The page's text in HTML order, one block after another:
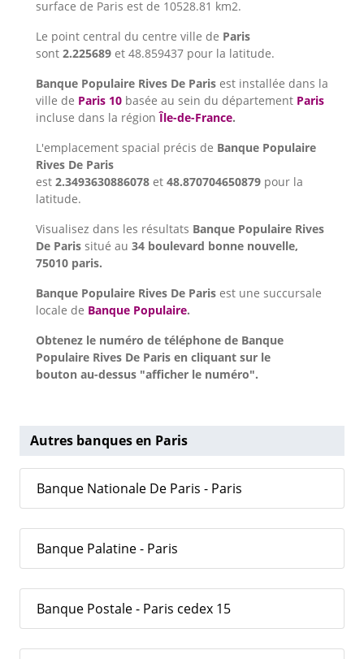
surface de Paris est de 10528.81 km2.
Le point central du centre ville de Paris
sont 2.225689 et 48.859437 pour la latitude.
Banque Populaire Rives De Paris est installée dans la
ville de Paris 10 basée au sein du département Paris
incluse dans la régionÎle-de-France.
L'emplacement spacial précis de Banque Populaire
Rives De Paris
est 2.3493630886078 et 48.870704650879 pour la
latitude.
Visualisez dans les résultats Banque Populaire Rives
De Paris situé au 34 boulevard bonne nouvelle,
75010 paris.
Banque Populaire Rives De Paris est une succursale
locale de Banque Populaire.
Obtenez le numéro de téléphone de Banque
Populaire Rives De Paris en cliquant sur le
bouton au-dessus "afficher le numéro".
Autres banques en Paris
Banque Nationale De Paris - Paris
Banque Palatine - Paris
Banque Postale - Paris cedex 15